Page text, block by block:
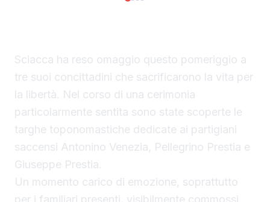
Sciacca ha reso omaggio questo pomeriggio a
tre suoi concittadini che sacrificarono la vita per
la libertà. Nel corso di una cerimonia
particolarmente sentita sono state scoperte le
targhe toponomastiche dedicate ai partigiani
saccensi Antonino Venezia, Pellegrino Prestia e
Giuseppe Prestia.
Un momento carico di emozione, soprattutto
per i familiari presenti, visibilmente commossi